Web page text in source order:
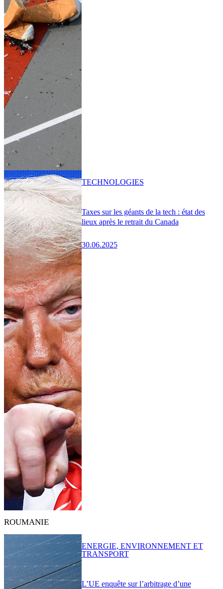
Taxes sur les géants de la tech : état des
lieux après le retrait du Canada
30.06.2025
TECHNOLOGIES
ROUMANIE
L’UE enquête sur l’arbitrage d’une
ENERGIE, ENVIRONNEMENT ET
TRANSPORT